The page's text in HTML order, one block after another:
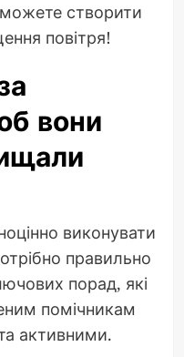
створити
повітря!
вони
виконувати
правильно
порад, які
помічникам
активними.